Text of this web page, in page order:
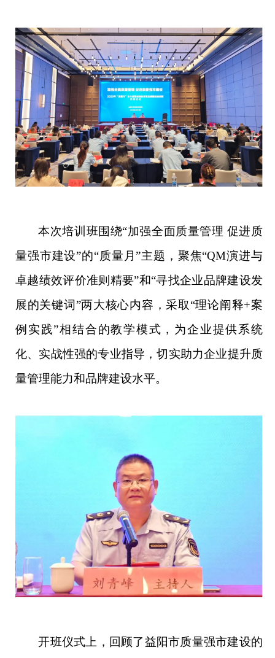
本次培训班围绕“加强全面质量管理 促进质
量强市建设”的“质量月”主题，聚焦“QM演进与
卓越绩效评价准则精要”和“寻找企业品牌建设发
展的关键词”两大核心内容，采取“理论阐释+案
例实践”相结合的教学模式，为企业提供系统
化、实战性强的专业指导，切实助力企业提升质
量管理能力和品牌建设水平。
开班仪式上，回顾了益阳市质量强市建设的